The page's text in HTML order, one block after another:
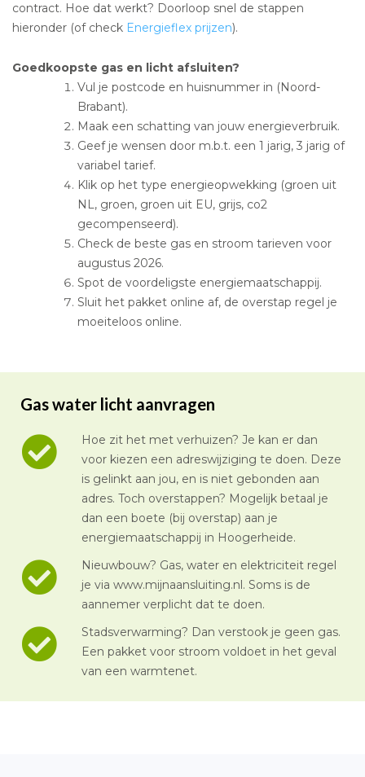
contract. Hoe dat werkt? Doorloop snel de stappen
hieronder (of check Energieflex prijzen).
Goedkoopste gas en licht afsluiten?
Vul je postcode en huisnummer in (Noord-
Brabant).
Maak een schatting van jouw energieverbruik.
Geef je wensen door m.b.t. een 1 jarig, 3 jarig of
variabel tarief.
Klik op het type energieopwekking (groen uit
NL, groen, groen uit EU, grijs, co2
gecompenseerd).
Check de beste gas en stroom tarieven voor
augustus 2026.
Spot de voordeligste energiemaatschappij.
Sluit het pakket online af, de overstap regel je
moeiteloos online.
Gas water licht aanvragen
Hoe zit het met verhuizen? Je kan er dan
voor kiezen een adreswijziging te doen. Deze
is gelinkt aan jou, en is niet gebonden aan
adres. Toch overstappen? Mogelijk betaal je
dan een boete (bij overstap) aan je
energiemaatschappij in Hoogerheide.
Nieuwbouw? Gas, water en elektriciteit regel
je via www.mijnaansluiting.nl. Soms is de
aannemer verplicht dat te doen.
Stadsverwarming? Dan verstook je geen gas.
Een pakket voor stroom voldoet in het geval
van een warmtenet.